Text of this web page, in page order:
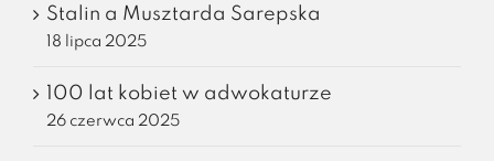
Stalin a Musztarda Sarepska
18 lipca 2025
100 lat kobiet w adwokaturze
26 czerwca 2025